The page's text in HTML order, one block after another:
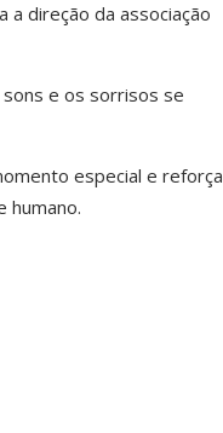
a direção da associação
e os sorrisos se
especial e reforça
humano.